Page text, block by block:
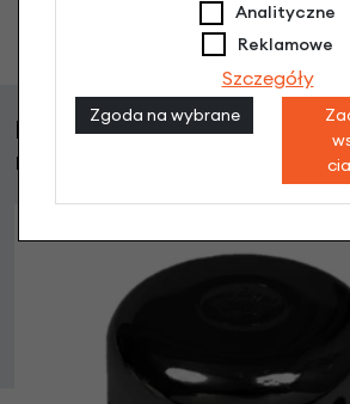
Zadaj pytanie
Klienci, którzy kupili ten
również
Analityczne
Reklamowe
Szczegóły
Zgoda na wybrane